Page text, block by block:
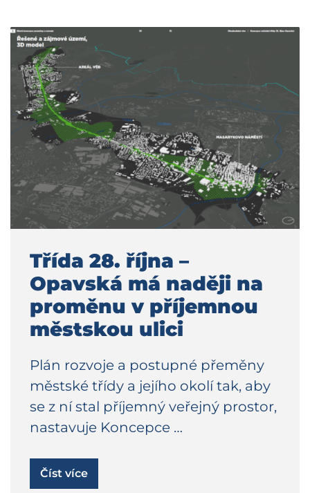
Třída 28. října –
Opavská má naději na
proměnu v příjemnou
městskou ulici
Plán rozvoje a postupné přeměny
městské třídy a jejího okolí tak, aby
se z ní stal příjemný veřejný prostor,
nastavuje Koncepce …
Číst více